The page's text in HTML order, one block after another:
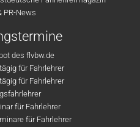
PR-News
des flvbw.de
für Fahrlehrer
für Fahrlehrer
für Fahrlehrer
für Fahrlehrer